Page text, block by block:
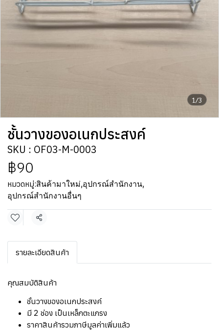
1/3
ชั้นวางของอเนกประสงค์
SKU : OF03-M-0003
฿90
หมวดหมู่:สินค้ามาใหม่,อุปกรณ์สำนักงาน,
อุปกรณ์สำนักงานอื่นๆ
แชร์
รายละเอียดสินค้า
คุณสมบัติสินค้า
ชั้นวางของอเนกประสงค์
มี 2 ช่อง เป็นเหล็กตะแกรง
ราคาสินค้ารวมภาษีมูลค่าเพิ่มแล้ว